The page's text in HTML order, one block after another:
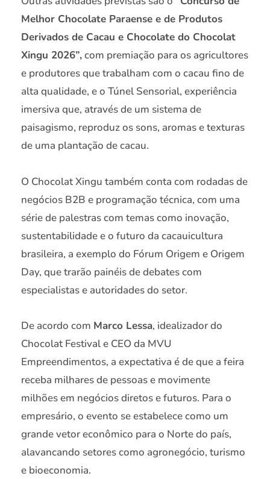
Melhor Chocolate Paraense e de Produtos
Derivados de Cacau e Chocolate do Chocolat
Xingu 2026”,com premiação para os agricultores
e produtores que trabalham com o cacau fino de
alta qualidade, e o Túnel Sensorial, experiência
imersiva que, através de um sistema de
paisagismo, reproduz os sons, aromas e texturas
de uma plantação de cacau.
O Chocolat Xingu também conta com rodadas de
negócios B2B e programação técnica, com uma
série de palestras com temas como inovação,
sustentabilidade e o futuro da cacauicultura
brasileira, a exemplo do Fórum Origem e Origem
Day, que trarão painéis de debates com
especialistas e autoridades do setor.
De acordo com Marco Lessa, idealizador do
Chocolat Festival e CEO da MVU
Empreendimentos, a expectativa é de que a feira
receba milhares de pessoas e movimente
milhões em negócios diretos e futuros. Para o
empresário, o evento se estabelece como um
grande vetor econômico para o Norte do país,
alavancando setores como agronegócio, turismo
e bioeconomia.